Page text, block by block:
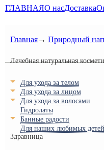
ГЛАВНАЯО насДоставка
Главная→ Природный
Лечебная натуральная
Для ухода за телом
Для ухода за лицом
Для ухода за волосами
Гидролаты
Банные радости
Для наших любимых детей
Здравница